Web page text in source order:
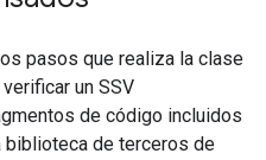
pasos que realiza la clase
verificar un SSV
de código incluidos
biblioteca de terceros de